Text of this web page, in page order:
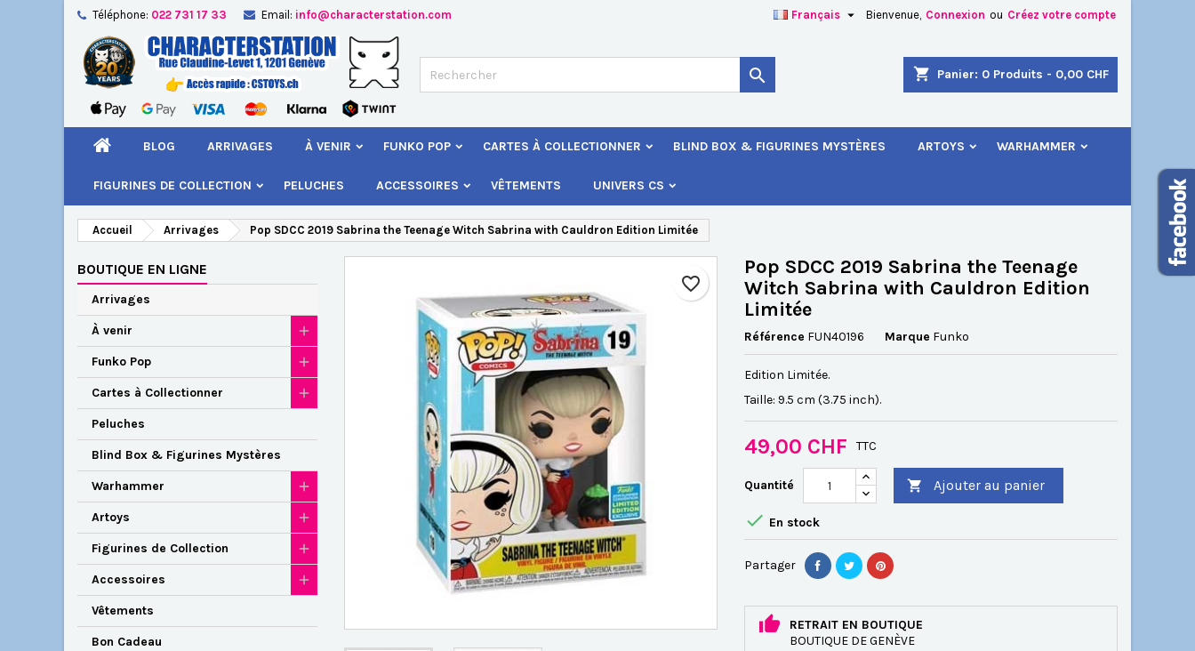
Téléphone: 022 731 17 33 Email: info@characterstation.com Bienvenue, Connexion ou Créez votre compte
Français 
shopping_cart Panier: 0 Produits - 0,00 CHF

BLOG ARRIVAGES À VENIR FUNKO POP CARTES À COLLECTIONNER BLIND BOX & FIGURINES MYSTÈRES ARTOYS WARHAMMER
FIGURINES DE COLLECTION PELUCHES ACCESSOIRES VÊTEMENTS UNIVERS CS
Accueil Arrivages Pop SDCC 2019 Sabrina the Teenage Witch Sabrina with Cauldron Edition Limitée
BOUTIQUE EN LIGNE
Arrivages
À venir
Funko Pop
Cartes à Collectionner
Peluches
Blind Box & Figurines Mystères
Warhammer
Artoys
Figurines de Collection
Accessoires
Vêtements
Bon Cadeau
favorite_border
Pop SDCC 2019 Sabrina the Teenage
Witch Sabrina with Cauldron Edition
Limitée
Référence FUN40196 Marque Funko
Edition Limitée.
Taille: 9.5 cm (3.75 inch).
49,00 CHF TTC
Quantité  Ajouter au panier
 En stock
Partager
RETRAIT EN BOUTIQUE
BOUTIQUE DE GENÈVE
Ajouter à ma liste d'envies
Créer une nouvelle liste
Créer une liste d'envies
Nom de la liste d'envies
Connexion
Vous devez être connecté pour ajouter des produits à votre liste d'envies.
Annuler Connexion